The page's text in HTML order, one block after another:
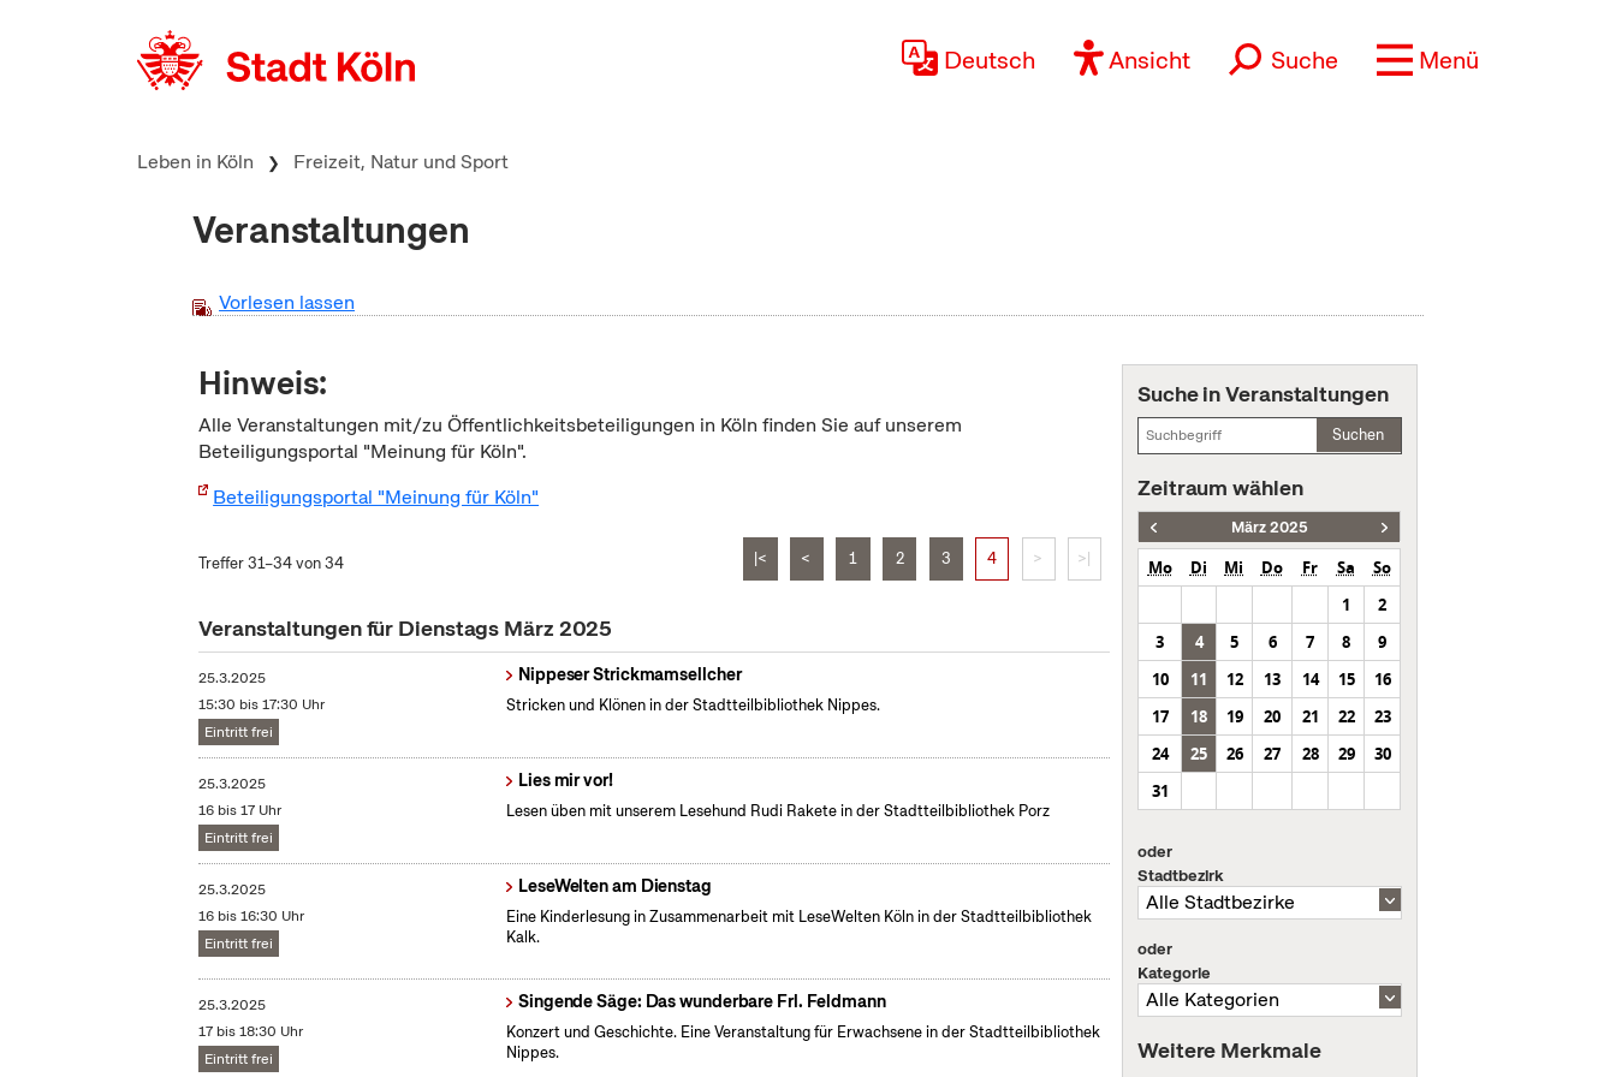
Deutsch Ansicht Suche Menü
Leben in Köln Freizeit, Natur und Sport
Veranstaltungen
Vorlesen lassen
Hinweis:
Alle Veranstaltungen mit/zu Öffentlichkeitsbeteiligungen in Köln finden Sie auf unserem
Beteiligungsportal "Meinung für Köln".
Beteiligungsportal "Meinung für Köln"
Treffer 31–34 von 34 |< < 1 2 3 4 > >|
Veranstaltungen für Dienstags März 2025
25.3.2025
15:30 bis 17:30 Uhr
Eintritt frei
Nippeser Strickmamsellcher
Stricken und Klönen in der Stadtteilbibliothek Nippes.
25.3.2025
16 bis 17 Uhr
Eintritt frei
Lies mir vor!
Lesen üben mit unserem Lesehund Rudi Rakete in der Stadtteilbibliothek Porz
25.3.2025
16 bis 16:30 Uhr
Eintritt frei
LeseWelten am Dienstag
Eine Kinderlesung in Zusammenarbeit mit LeseWelten Köln in der Stadtteilbibliothek
Kalk.
25.3.2025
17 bis 18:30 Uhr
Eintritt frei
Singende Säge: Das wunderbare Frl. Feldmann
Konzert und Geschichte. Eine Veranstaltung für Erwachsene in der Stadtteilbibliothek
Nippes.
Suche in Veranstaltungen
Suchen
Zeitraum wählen
März 2025
Mo Di Mi Do Fr Sa
So
1
2
3
4 5 6 7 8
9
10
11 12 13 14 15
16
17
18 19 20 21 22
23
24
25 26 27 28 29
30
31
oder
Stadtbezirk
oder
Kategorie
Weitere Merkmale